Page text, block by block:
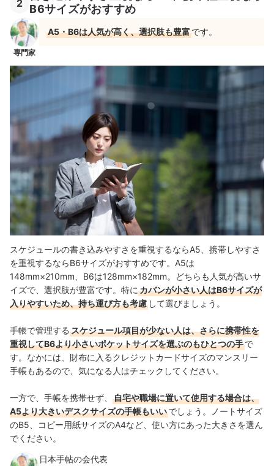
2 B6サイズがおすすめ
専門家
A5・B6は人気が高く、選択肢も豊富です。
スケジュールの書き込みやすさを重視するならA5、携帯しやすさ
を重視するならB6サイズがおすすめです。A5は
148mm×210mm、B6は128mm×182mm。どちらも人気が高いサ
イズで、選択肢が豊富です。特に カバンが小さい人はB6サイズが
入りやすいため、持ち運び方も考慮 して選びましょう。
手帳で管理する スケジュール項目が少ない人は、さらに携帯性を
重視してB6より小さいポケットサイズを選ぶのもひとつの手で
す。なかには、財布に入るクレジットカードサイズのマンスリー
手帳もあるので、気になる人はチェックしてください。
一方で、手帳を携帯せず、
自宅や職場に置いて使用する場合は、
A5より大きいデスクサイズの手帳もいいでしょう。ノートサイズ
のB5、コピー用紙サイズのA4など、使い方にあった大きさを選ん
でください。
日本手帖の会代表